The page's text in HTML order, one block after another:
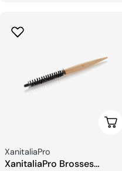
Fournisseur:
XanitaliaPro
XanitaliaPro Brosses